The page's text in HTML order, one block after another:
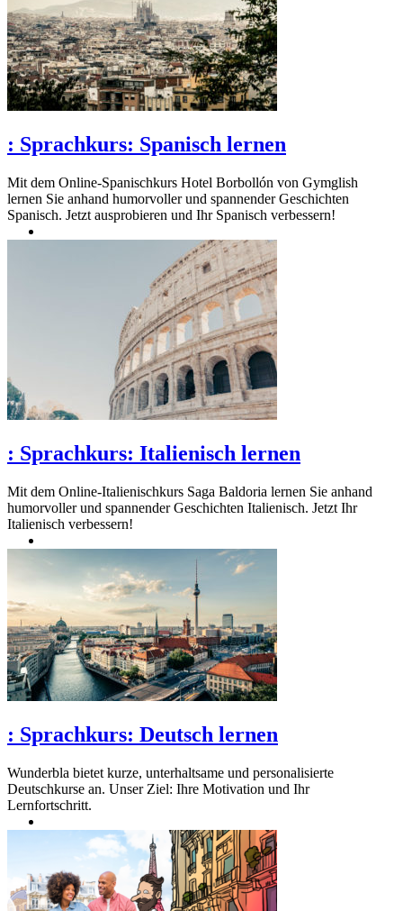
: Sprachkurs: Spanisch lernen
Mit dem Online-Spanischkurs Hotel Borbollón von Gymglish
lernen Sie anhand humorvoller und spannender Geschichten
Spanisch. Jetzt ausprobieren und Ihr Spanisch verbessern!
: Sprachkurs: Italienisch lernen
Mit dem Online-Italienischkurs Saga Baldoria lernen Sie anhand
humorvoller und spannender Geschichten Italienisch. Jetzt Ihr
Italienisch verbessern!
: Sprachkurs: Deutsch lernen
Wunderbla bietet kurze, unterhaltsame und personalisierte
Deutschkurse an. Unser Ziel: Ihre Motivation und Ihr
Lernfortschritt.